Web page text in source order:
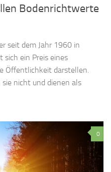
Bodenrichtwerte
seit dem Jahr 1960 in
ein Preis eines
Öffentlichkeit darstellen.
nicht und dienen als
0